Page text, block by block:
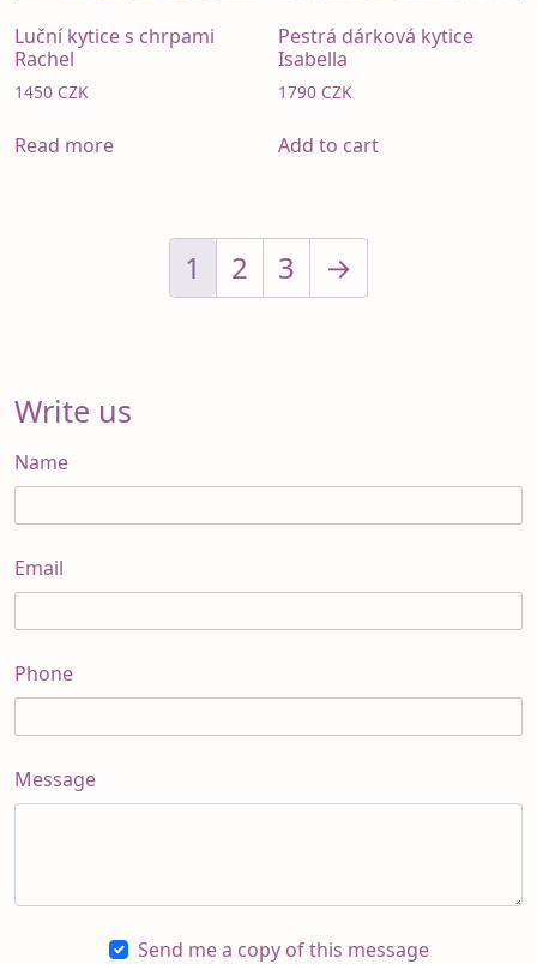
Luční kytice s chrpami
Rachel
1450 CZK
Read more
Pestrá dárková kytice
Isabella
1790 CZK
Add to cart
1 2 3 →
Write us
Name
Email
Phone
Message
Send me a copy of this message